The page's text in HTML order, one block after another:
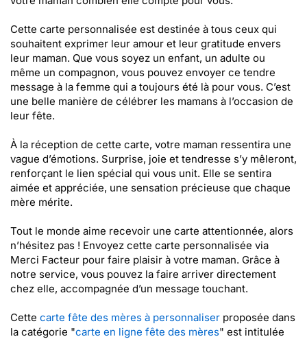
Cette carte personnalisée est destinée à tous ceux qui
souhaitent exprimer leur amour et leur gratitude envers
leur maman. Que vous soyez un enfant, un adulte ou
même un compagnon, vous pouvez envoyer ce tendre
message à la femme qui a toujours été là pour vous. C’est
une belle manière de célébrer les mamans à l’occasion de
leur fête.
À la réception de cette carte, votre maman ressentira une
vague d’émotions. Surprise, joie et tendresse s’y mêleront,
renforçant le lien spécial qui vous unit. Elle se sentira
aimée et appréciée, une sensation précieuse que chaque
mère mérite.
Tout le monde aime recevoir une carte attentionnée, alors
n’hésitez pas ! Envoyez cette carte personnalisée via
Merci Facteur pour faire plaisir à votre maman. Grâce à
notre service, vous pouvez la faire arriver directement
chez elle, accompagnée d’un message touchant.
Cette carte fête des mères à personnaliser proposée dans
la catégorie "carte en ligne fête des mères" est intitulée